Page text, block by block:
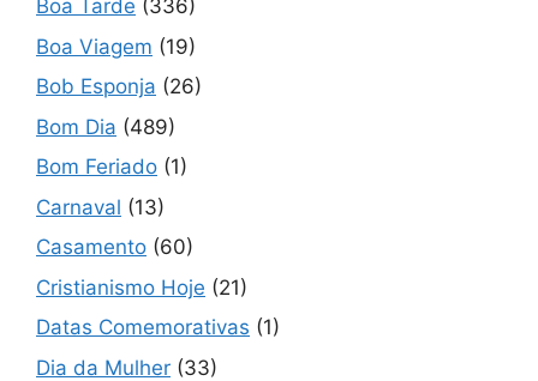
Boa Tarde (336)
Boa Viagem (19)
Bob Esponja (26)
Bom Dia (489)
Bom Feriado (1)
Carnaval (13)
Casamento (60)
Cristianismo Hoje (21)
Datas Comemorativas (1)
Dia da Mulher (33)